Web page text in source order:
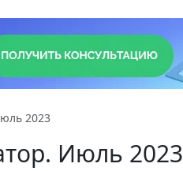
2023
Июль 2023